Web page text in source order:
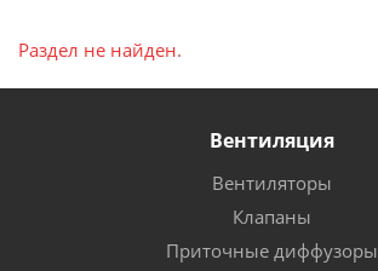
Раздел не найден.
Вентиляция
Вентиляторы
Клапаны
Приточные диффузоры